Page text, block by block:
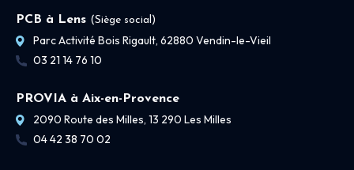
PCB à Lens (Siège social)
Parc Activité Bois Rigault, 62880 Vendin-le-Vieil
03 21 14 76 10
PROVIA à Aix-en-Provence
2090 Route des Milles, 13 290 Les Milles
04 42 38 70 02